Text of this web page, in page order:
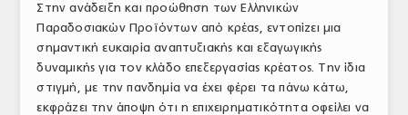
ΥΠΗΡΕΣΙΕΣ
ΕΜΠΟΡΙΚΟΙ ΑΝΤΙΠΡΟΣΩΠΟΙ
Στην ανάδειξη και προώθηση των Ελληνικών
Παραδοσιακών Προϊόντων από κρέας, εντοπίζει μια
σημαντική ευκαιρία αναπτυξιακής και εξαγωγικής
δυναμικής για τον κλάδο επεξεργασίας κρέατος. Την ίδια
στιγμή, με την πανδημία να έχει φέρει τα πάνω κάτω,
εκφράζει την άποψη ότι η επιχειρηματικότητα οφείλει να